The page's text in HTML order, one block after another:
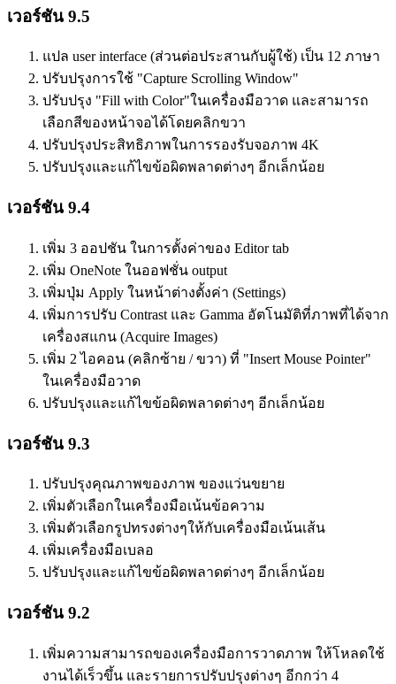
เวอร์ชัน 9.5
แปล user interface (ส่วนต่อประสานกับผู้ใช้) เป็น 12 ภาษา
ปรับปรุงการใช้ "Capture Scrolling Window"
ปรับปรุง "Fill with Color"ในเครื่องมือวาด และสามารถ
เลือกสีของหน้าจอได้โดยคลิกขวา
ปรับปรุงประสิทธิภาพในการรองรับจอภาพ 4K
ปรับปรุงและแก้ไขข้อผิดพลาดต่างๆ อีกเล็กน้อย
เวอร์ชัน 9.4
เพิ่ม 3 ออปชัน ในการตั้งค่าของ Editor tab
เพิ่ม OneNote ในออฟชั่น output
เพิ่มปุ่ม Apply ในหน้าต่างตั้งค่า (Settings)
เพิ่มการปรับ Contrast และ Gamma อัตโนมัติที่ภาพที่ได้จาก
เครื่องสแกน (Acquire Images)
เพิ่ม 2 ไอคอน (คลิกซ้าย / ขวา) ที่ "Insert Mouse Pointer"
ในเครื่องมือวาด
ปรับปรุงและแก้ไขข้อผิดพลาดต่างๆ อีกเล็กน้อย
เวอร์ชัน 9.3
ปรับปรุงคุณภาพของภาพ ของแว่นขยาย
เพิ่มตัวเลือกในเครื่องมือเน้นข้อความ
เพิ่มตัวเลือกรูปทรงต่างๆให้กับเครื่องมือเน้นเส้น
เพิ่มเครื่องมือเบลอ
ปรับปรุงและแก้ไขข้อผิดพลาดต่างๆ อีกเล็กน้อย
เวอร์ชัน 9.2
เพิ่มความสามารถของเครื่องมือการวาดภาพ ให้โหลดใช้
งานได้เร็วขึ้น และรายการปรับปรุงต่างๆ อีกกว่า 4